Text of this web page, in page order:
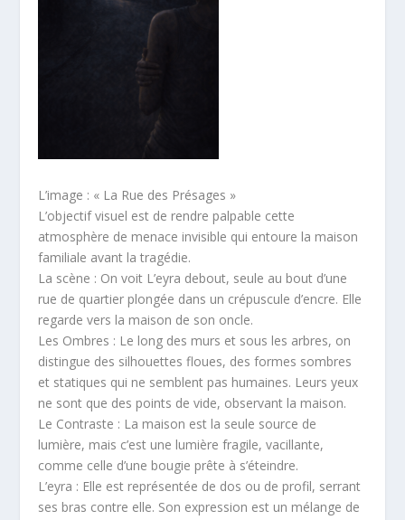
L’image : « La Rue des Présages »
L’objectif visuel est de rendre palpable cette
atmosphère de menace invisible qui entoure la maison
familiale avant la tragédie.
La scène : On voit L’eyra debout, seule au bout d’une
rue de quartier plongée dans un crépuscule d’encre. Elle
regarde vers la maison de son oncle.
Les Ombres : Le long des murs et sous les arbres, on
distingue des silhouettes floues, des formes sombres
et statiques qui ne semblent pas humaines. Leurs yeux
ne sont que des points de vide, observant la maison.
Le Contraste : La maison est la seule source de
lumière, mais c’est une lumière fragile, vacillante,
comme celle d’une bougie prête à s’éteindre.
L’eyra : Elle est représentée de dos ou de profil, serrant
ses bras contre elle. Son expression est un mélange de